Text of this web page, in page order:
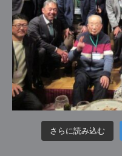
さらに読み込む